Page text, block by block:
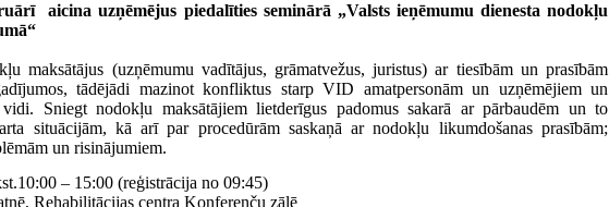
aicina uzņēmējus piedalīties seminārā „Valsts ieņēmumu dienesta nodokļu
maksātājus (uzņēmumu vadītājus, grāmatvežus, juristus) ar tiesībām un prasībām
tādējādi mazinot konfliktus starp VID amatpersonām un uzņēmējiem un
Sniegt nodokļu maksātājiem lietderīgus padomus sakarā ar pārbaudēm un to
situācijām, kā arī par procedūrām saskaņā ar nodokļu likumdošanas prasībām;
un risinājumiem.
– 15:00 (reģistrācija no 09:45)
Rehabilitācijas centra Konferenču zālē